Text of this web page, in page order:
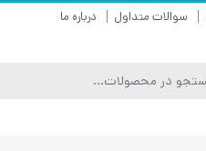
سوالات متداول درباره ما